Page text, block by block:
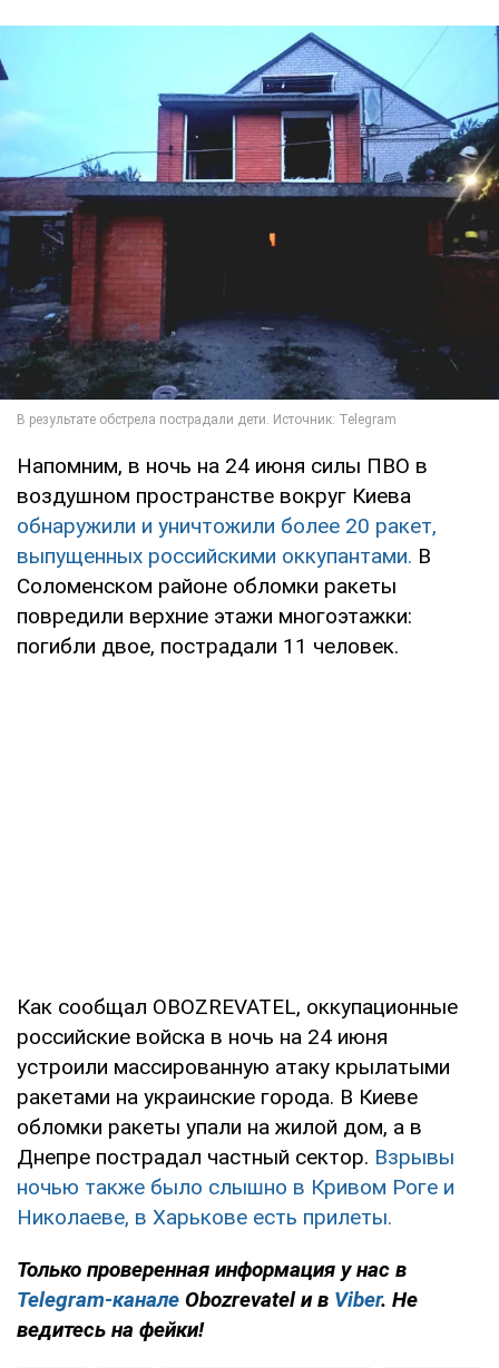
Напомним, в ночь на 24 июня силы ПВО в
воздушном пространстве вокруг Киева
обнаружили и уничтожили более 20 ракет,
выпущенных российскими оккупантами. В
Соломенском районе обломки ракеты
повредили верхние этажи многоэтажки:
погибли двое, пострадали 11 человек.
Как сообщал OBOZREVATEL, оккупационные
российские войска в ночь на 24 июня
устроили массированную атаку крылатыми
ракетами на украинские города. В Киеве
обломки ракеты упали на жилой дом, а в
Днепре пострадал частный сектор. Взрывы
ночью также было слышно в Кривом Роге и
Николаеве, в Харькове есть прилеты.
Только проверенная информация у нас в
Telegram-канале Obozrevatel и в Viber. Не
ведитесь на фейки!